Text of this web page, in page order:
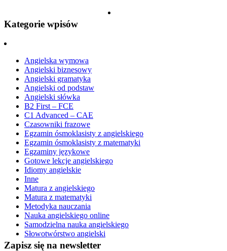
Kategorie wpisów
Angielska wymowa
Angielski biznesowy
Angielski gramatyka
Angielski od podstaw
Angielski słówka
B2 First – FCE
C1 Advanced – CAE
Czasowniki frazowe
Egzamin ósmoklasisty z angielskiego
Egzamin ósmoklasisty z matematyki
Egzaminy językowe
Gotowe lekcje angielskiego
Idiomy angielskie
Inne
Matura z angielskiego
Matura z matematyki
Metodyka nauczania
Nauka angielskiego online
Samodzielna nauka angielskiego
Słowotwórstwo angielski
Zapisz się na newsletter